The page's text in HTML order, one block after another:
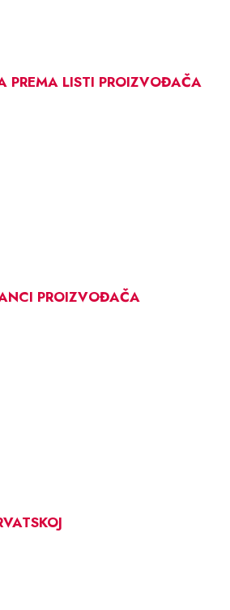
PREMA LISTI PROIZVOĐAČA
PROIZVOĐAČA